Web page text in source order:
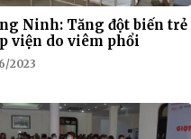
Ninh: Tăng đột biến trẻ
viện do viêm phổi
2023